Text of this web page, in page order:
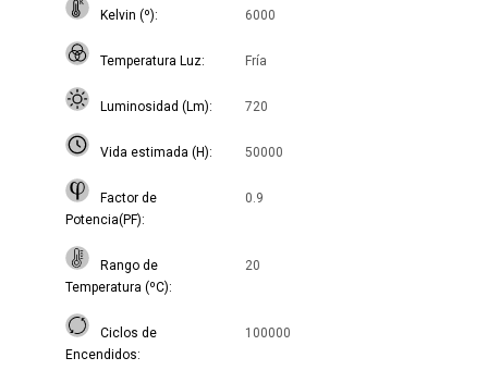
Kelvin (º) 6000
Temperatura Luz Fría
Luminosidad (Lm) 720
Vida estimada (H) 50000
Factor de
Potencia(PF)
0.9
Rango de
Temperatura (ºC)
20
Ciclos de
Encendidos
100000